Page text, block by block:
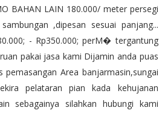
BAHAN LAIN 180.000/ meter persegi
,dipesan sesuai panjang...
- Rp350.000; perM� tergantung
pakai jasa kami Dijamin anda puas
Area banjarmasin,sungai
pelataran pian kada kehujanan
sebagainya silahkan hubungi kami